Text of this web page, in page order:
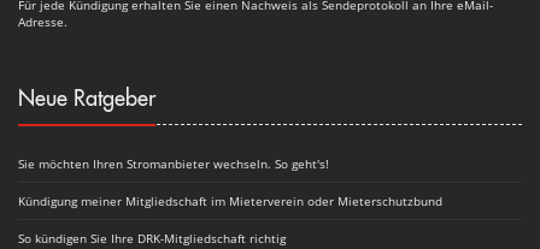
Für jede Kündigung erhalten Sie einen Nachweis als Sendeprotokoll an Ihre eMail-
Adresse.
Neue Ratgeber
Sie möchten Ihren Stromanbieter wechseln. So geht's!
Kündigung meiner Mitgliedschaft im Mieterverein oder Mieterschutzbund
So kündigen Sie Ihre DRK-Mitgliedschaft richtig